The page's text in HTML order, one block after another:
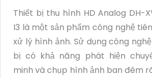
Thiết bị thu hình HD Analog DH-
I3 là một sản phẩm công nghệ
xử lý hình ảnh. Sử dụng công
bị có khả năng phát hiện
minh và chụp hình ảnh ban đêm